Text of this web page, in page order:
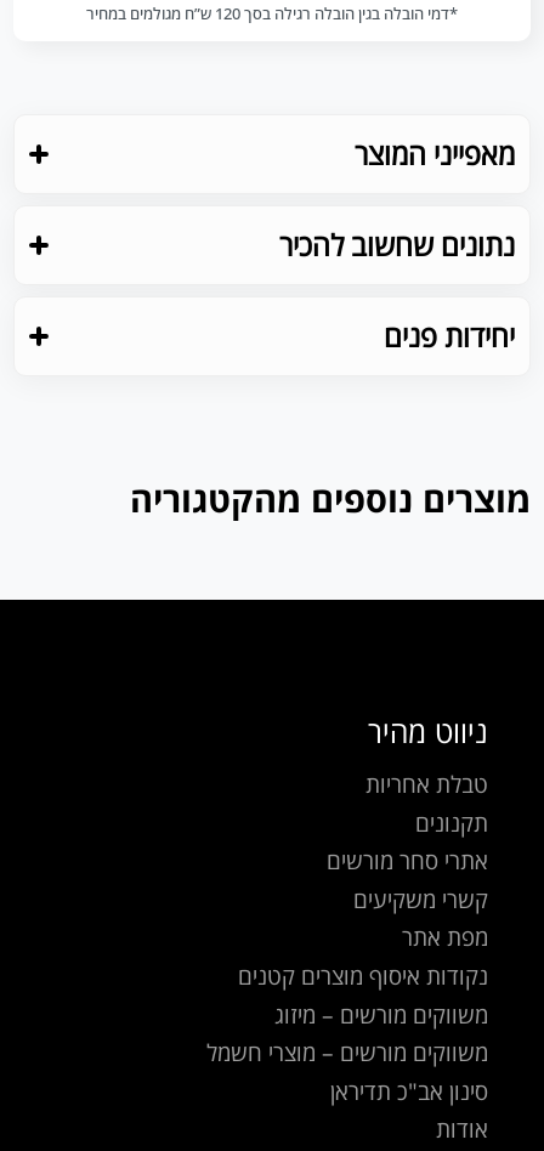
*דמי הובלה בגין הובלה רגילה בסך 120 ש”ח מגולמים במחיר
מאפייני המוצר
נתונים שחשוב להכיר
יחידות פנים
מוצרים נוספים מהקטגוריה
ניווט מהיר
טבלת אחריות
תקנונים
אתרי סחר מורשים
קשרי משקיעים
מפת אתר
נקודות איסוף מוצרים קטנים
משווקים מורשים – מיזוג
משווקים מורשים – מוצרי חשמל
סינון אב"כ תדיראן
אודות